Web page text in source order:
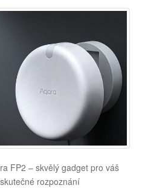
FP2 – skvělý gadget pro váš
rozpoznání